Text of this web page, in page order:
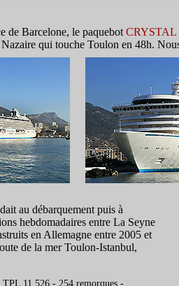
de Barcelone, le paquebot
qui touche Toulon en 48h.
au débarquement puis à
hebdomadaires entre La Seyne
en Allemagne entre 2005 et
de la mer Toulon-Istanbul,
11 526 - 254 remorques -